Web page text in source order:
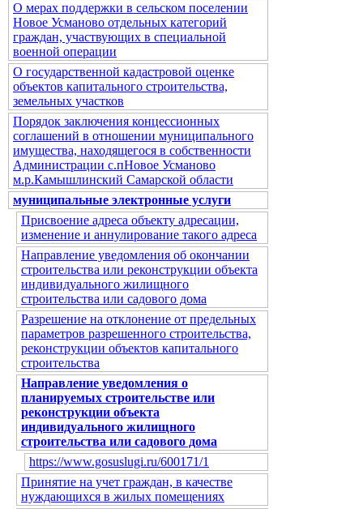
О мерах поддержки в сельском поселении
Новое Усманово отдельных категорий
граждан, участвующих в специальной
военной операции
О государственной кадастровой оценке
объектов капитального строительства,
земельных участков
Порядок заключения концессионных
соглашений в отношении муниципального
имущества, находящегося в собственности
Администрации с.пНовое Усманово
м.р.Камышлинский Самарской области
муниципальные электронные услуги
Присвоение адреса объекту адресации,
изменение и аннулирование такого адреса
Направление уведомления об окончании
строительства или реконструкции объекта
индивидуального жилищного
строительства или садового дома
Разрешение на отклонение от предельных
параметров разрешенного строительства,
реконструкции объектов капитального
строительства
Направление уведомления о
планируемых строительстве или
реконструкции объекта
индивидуального жилищного
строительства или садового дома
https://www.gosuslugi.ru/600171/1
Принятие на учет граждан, в качестве
нуждающихся в жилых помещениях